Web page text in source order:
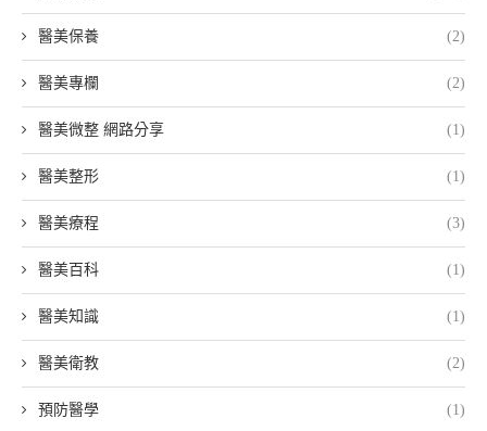
醫美保養 (2)
醫美專欄 (2)
醫美微整 網路分享 (1)
醫美整形 (1)
醫美療程 (3)
醫美百科 (1)
醫美知識 (1)
醫美衛教 (2)
預防醫學 (1)